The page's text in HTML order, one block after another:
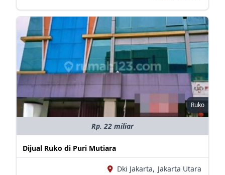
Ruko
Rp. 22 miliar
Dijual Ruko di Puri Mutiara
Dki Jakarta, Jakarta Utara